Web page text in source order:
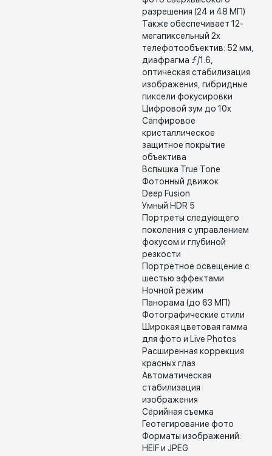
разрешения (24 и 48 МП)
Также обеспечивает 12-
мегапиксельный 2x
телефотообъектив: 52 мм,
диафрагма ƒ/1.6,
оптическая стабилизация
изображения, гибридные
пиксели фокусировки
Цифровой зум до 10x
Сапфировое
кристаллическое
защитное покрытие
объектива
Вспышка True Tone
Фотонный движок
Deep Fusion
Умный HDR 5
Портреты следующего
поколения с управлением
фокусом и глубиной
резкости
Портретное освещение с
шестью эффектами
Ночной режим
Панорама (до 63 МП)
Фотографические стили
Широкая цветовая гамма
для фото и Live Photos
Расширенная коррекция
красных глаз
Автоматическая
стабилизация
изображения
Серийная съемка
Геотегирование фото
Форматы изображений:
HEIF и JPEG